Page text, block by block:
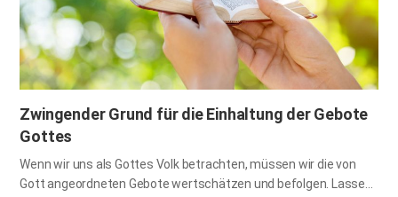
Gott durch einen Bund gestärkt und bewahrt. 1. Der Bund
zwischen Gott und seinem Volk durch die Taufe Die Taufe, die zu
Beginn unseres religiösen Lebens vollzogen wird, ist ein Zeichen
des Bundes zwischen…
Zwingender Grund für die Einhaltung der Gebote
Gottes
Wenn wir uns als Gottes Volk betrachten, müssen wir die von
Gott angeordneten Gebote wertschätzen und befolgen. Lassen